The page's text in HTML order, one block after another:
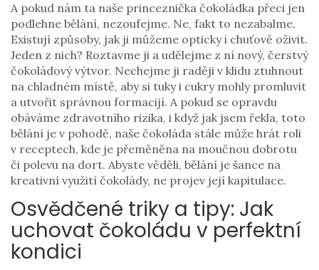
A pokud nám ta naše princeznička čokoládka přeci jen
podlehne bělání, nezoufejme. Ne, fakt to nezabalme.
Existují způsoby, jak ji můžeme opticky i chuťově oživit.
Jeden z nich? Roztavme ji a udělejme z ní nový, čerstvý
čokoládový výtvor. Nechejme ji raději v klidu ztuhnout
na chladném místě, aby si tuky i cukry mohly promluvit
a utvořit správnou formacijí. A pokud se opravdu
obáváme zdravotního rizika, i když jak jsem řekla, toto
bělání je v pohodě, naše čokoláda stále může hrát roli
v receptech, kde je přeměněna na moučnou dobrotu
či polevu na dort. Abyste věděli, bělání je šance na
kreativní využití čokolády, ne projev její kapitulace.
Osvědčené triky a tipy: Jak
uchovat čokoládu v perfektní
kondici